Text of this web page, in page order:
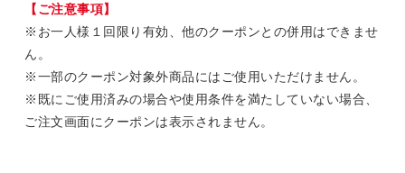
【ご注意事項】
※お一人様１回限り有効、他のクーポンとの併用はできませ
ん。
※一部のクーポン対象外商品にはご使用いただけません。
※既にご使用済みの場合や使用条件を満たしていない場合、
ご注文画面にクーポンは表示されません。